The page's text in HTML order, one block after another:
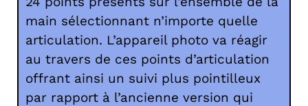
main sélectionnant n’importe quelle
articulation. L’appareil photo va réagir
au travers de ces points d’articulation
offrant ainsi un suivi plus pointilleux
par rapport à l’ancienne version qui